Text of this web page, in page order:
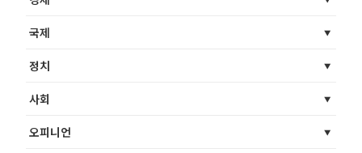
국제
정치
사회
오피니언